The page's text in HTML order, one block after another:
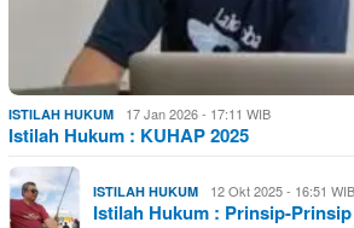
ISTILAH HUKUM 17 Jan 2026 - 17:11 WIB
Istilah Hukum : KUHAP 2025
ISTILAH HUKUM 12 Okt 2025 - 16:51 WIB
Istilah Hukum : Prinsip-